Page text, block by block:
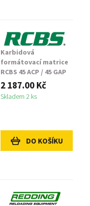
Karbidová
formátovací matrice
RCBS 45 ACP / 45 GAP
2 187.00 Kč
Skladem 2 ks
DO KOŠÍKU